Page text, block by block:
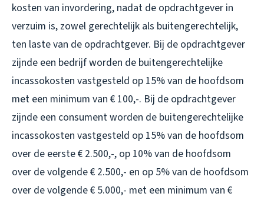
kosten van invordering, nadat de opdrachtgever in
verzuim is, zowel gerechtelijk als buitengerechtelijk,
ten laste van de opdrachtgever. Bij de opdrachtgever
zijnde een bedrijf worden de buitengerechtelijke
incassokosten vastgesteld op 15% van de hoofdsom
met een minimum van € 100,-. Bij de opdrachtgever
zijnde een consument worden de buitengerechtelijke
incassokosten vastgesteld op 15% van de hoofdsom
over de eerste € 2.500,-, op 10% van de hoofdsom
over de volgende € 2.500,- en op 5% van de hoofdsom
over de volgende € 5.000,- met een minimum van €